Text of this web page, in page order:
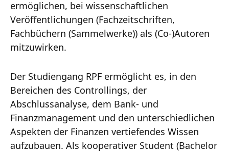
ermöglichen, bei wissenschaftlichen
Veröffentlichungen (Fachzeitschriften,
Fachbüchern (Sammelwerke)) als (Co-)Autoren
mitzuwirken.
Der Studiengang RPF ermöglicht es, in den
Bereichen des Controllings, der
Abschlussanalyse, dem Bank- und
Finanzmanagement und den unterschiedlichen
Aspekten der Finanzen vertiefendes Wissen
aufzubauen. Als kooperativer Student (Bachelor